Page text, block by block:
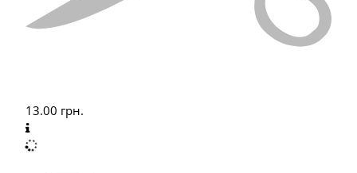
13.00 грн.